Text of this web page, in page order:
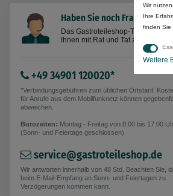
Haben Sie noch Fragen?
Das Gastroteileshop-Team steht
Ihnen mit Rat und Tat zur Seite.
+49 34901 120020*
*Verbindungsgebühren zum üblichen Ortstarif.
für Anrufe aus dem Mobilfunknetz können
abweichen.
Bürozeiten: Montag - Freitag von 8:00 bis 17:00
(Sonn- und Feiertage geschlossen)
service@gastroteileshop.de
Wir antworten innerhalb von 48 Std. Beachten Sie,
beim E-Mail-Empfang an Sonn- und Feiertagen zu
Verzögerungen kommen kann.
Wir
Ihre
finden Sie
Weitere